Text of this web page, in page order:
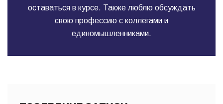
оставаться в курсе. Также люблю обсуждать
свою профессию с коллегами и
единомышленниками.